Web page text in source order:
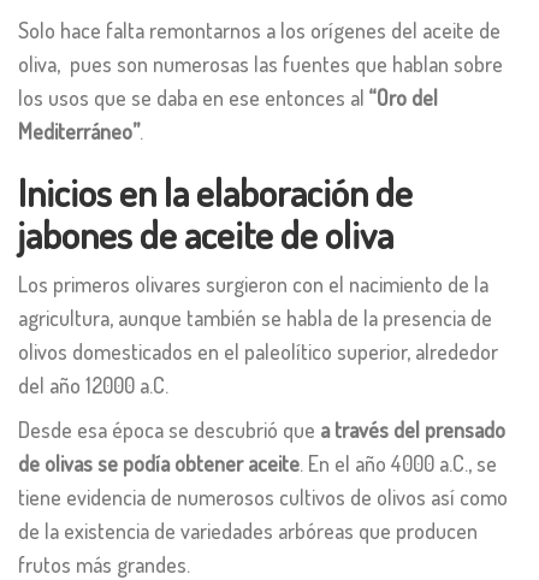
Solo hace falta remontarnos a los orígenes del aceite de
oliva, pues son numerosas las fuentes que hablan sobre
los usos que se daba en ese entonces al “Oro del
Mediterráneo”.
Inicios en la elaboración de
jabones de aceite de oliva
Los primeros olivares surgieron con el nacimiento de la
agricultura, aunque también se habla de la presencia de
olivos domesticados en el paleolítico superior, alrededor
del año 12000 a.C.
Desde esa época se descubrió que a través del prensado
de olivas se podía obtener aceite. En el año 4000 a.C., se
tiene evidencia de numerosos cultivos de olivos así como
de la existencia de variedades arbóreas que producen
frutos más grandes.